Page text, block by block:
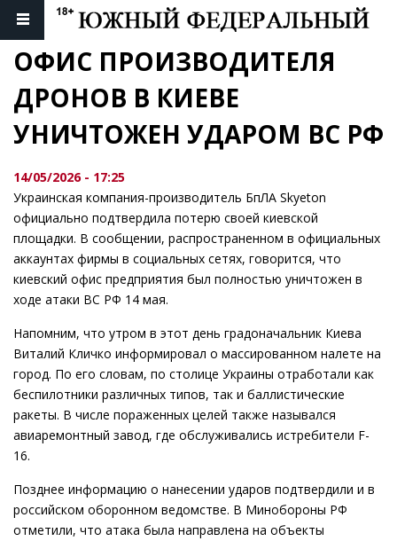
ОФИС ПРОИЗВОДИТЕЛЯ
ДРОНОВ В КИЕВЕ
УНИЧТОЖЕН УДАРОМ ВС РФ
14/05/2026 - 17:25
Украинская компания-производитель БпЛА Skyeton
официально подтвердила потерю своей киевской
площадки. В сообщении, распространенном в официальных
аккаунтах фирмы в социальных сетях, говорится, что
киевский офис предприятия был полностью уничтожен в
ходе атаки ВС РФ 14 мая.
Напомним, что утром в этот день градоначальник Киева
Виталий Кличко информировал о массированном налете на
город. По его словам, по столице Украины отработали как
беспилотники различных типов, так и баллистические
ракеты. В числе пораженных целей также назывался
авиаремонтный завод, где обслуживались истребители F-
16.
Позднее информацию о нанесении ударов подтвердили и в
российском оборонном ведомстве. В Минобороны РФ
отметили, что атака была направлена на объекты